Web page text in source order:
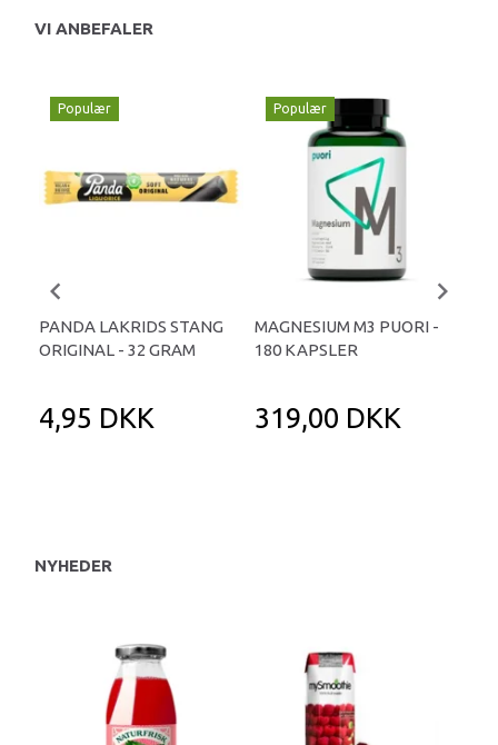
VI ANBEFALER
Populær
PANDA LAKRIDS STANG
ORIGINAL - 32 GRAM
4,95 DKK
Populær
MAGNESIUM M3 PUORI -
180 KAPSLER
319,00 DKK
NYHEDER